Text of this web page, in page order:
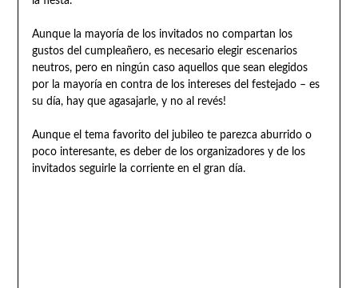
Aunque la mayoría de los invitados no compartan los
gustos del cumpleañero, es necesario elegir escenarios
neutros, pero en ningún caso aquellos que sean elegidos
por la mayoría en contra de los intereses del festejado – es
su día, hay que agasajarle, y no al revés!
Aunque el tema favorito del jubileo te parezca aburrido o
poco interesante, es deber de los organizadores y de los
invitados seguirle la corriente en el gran día.